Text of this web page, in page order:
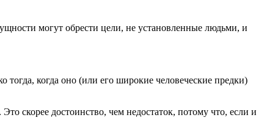
могут обре­сти цели, не уста­нов­лен­ные людь­ми, и
тогда, когда оно (или его широ­кие чело­ве­че­ские пред­ки)
ско­рее досто­ин­ство, чем недо­ста­ток, пото­му что, если и